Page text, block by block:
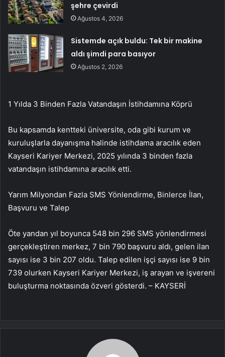
şehre çevirdi
Ağustos 4, 2026
Sistemde açık buldu: Tek bir makine
aldı şimdi para basıyor
Ağustos 2, 2026
1 Yılda 3 Binden Fazla Vatandaşın İstihdamına Köprü
Bu kapsamda kentteki üniversite, oda gibi kurum ve
kuruluşlarla dayanışma halinde istihdama aracılık eden
Kayseri Kariyer Merkezi, 2025 yılında 3 binden fazla
vatandaşın istihdamına aracılık etti.
Yarım Milyondan Fazla SMS Yönlendirme, Binlerce İlan,
Başvuru ve Talep
Öte yandan yıl boyunca 548 bin 296 SMS yönlendirmesi
gerçekleştiren merkez, 7 bin 790 başvuru aldı, gelen ilan
sayısı ise 3 bin 207 oldu. Talep edilen işçi sayısı ise 9 bin
739 olurken Kayseri Kariyer Merkezi, iş arayan ve işvereni
buluşturma noktasında özveri gösterdi. – KAYSERİ